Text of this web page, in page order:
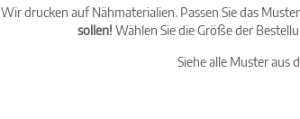
Wir drucken auf Nähmaterialien. Passen Sie das
sollen! Wählen Sie die Größe der
Siehe alle Muster aus